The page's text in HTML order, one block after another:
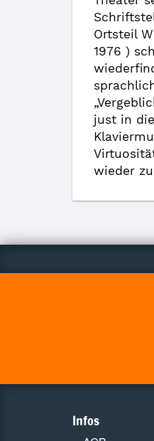
Ortsteil
1976 )
just in
wieder
Infos